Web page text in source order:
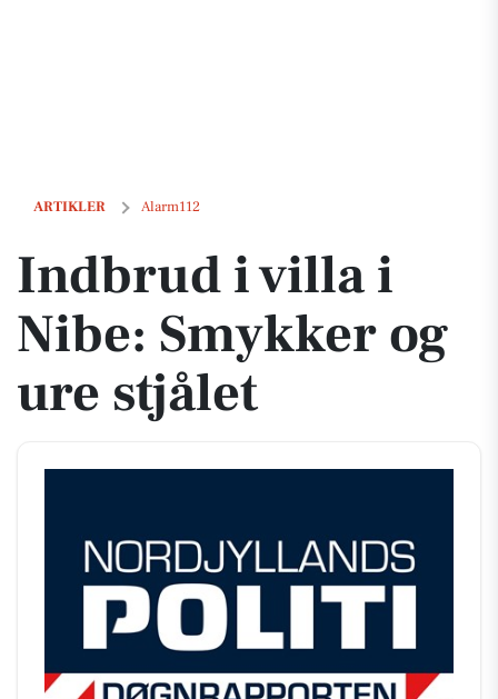
ARTIKLER Alarm112
Indbrud i villa i Nibe: Smykker og ure stjålet
Indbrud i villa i
Nibe: Smykker og
ure stjålet